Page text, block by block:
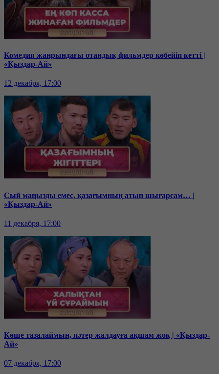
Комедия жанрындағы отандық фильмдер көбейіп кетті |
«Қыздар-Ай»
12 декабря, 17:00
Сый маңызды емес, қазағымның атын шығарсам… |
«Қыздар-Ай»
11 декабря, 17:00
Көше тазалаймын, пәтер жалдауға ақшам жоқ | «Қыздар-
Ай»
07 декабря, 17:00